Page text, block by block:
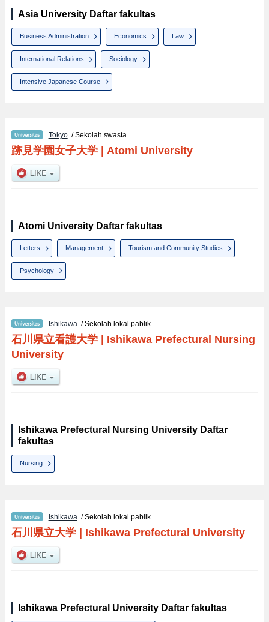
Asia University Daftar fakultas
Business Administration Economics Law
International Relations Sociology
Intensive Japanese Course
Tokyo/ Sekolah swasta
跡見学園女子大学| Atomi University
Atomi University Daftar fakultas
Letters Management Tourism and Community Studies
Psychology
Ishikawa/ Sekolah lokal pablik
石川県立看護大学| Ishikawa Prefectural Nursing
University
Ishikawa Prefectural Nursing University Daftar
fakultas
Nursing
Ishikawa / Sekolah lokal pablik
石川県立大学| Ishikawa Prefectural University
Ishikawa Prefectural University Daftar fakultas